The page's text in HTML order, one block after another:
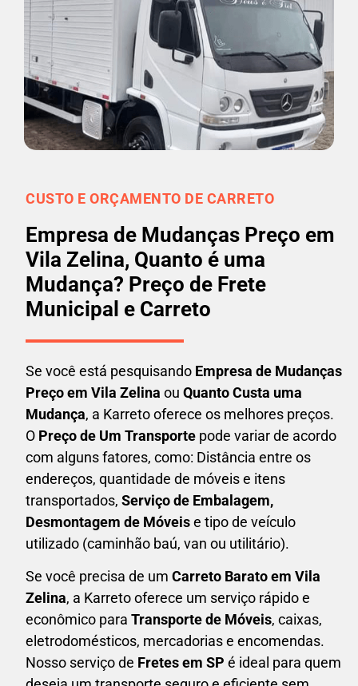
CUSTO E ORÇAMENTO DE CARRETO
Empresa de Mudanças Preço em
Vila Zelina, Quanto é uma
Mudança? Preço de Frete
Municipal e Carreto
Se você está pesquisando Empresa de Mudanças
Preço em Vila Zelina ou Quanto Custa uma
Mudança, a Karreto oferece os melhores preços.
O Preço de Um Transporte pode variar de acordo
com alguns fatores, como: Distância entre os
endereços, quantidade de móveis e itens
transportados, Serviço de Embalagem,
Desmontagem de Móveise tipo de veículo
utilizado (caminhão baú, van ou utilitário).
Se você precisa de um Carreto Barato em Vila
Zelina, a Karreto oferece um serviço rápido e
econômico para Transporte de Móveis, caixas,
eletrodomésticos, mercadorias e encomendas.
Nosso serviço de Fretes em SP é ideal para quem